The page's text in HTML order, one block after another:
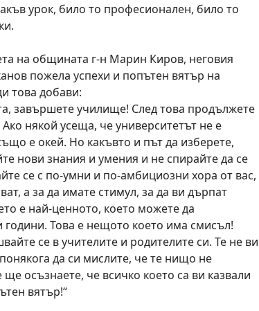
урок, било то професионален, било то
на общината г-н Марин Киров, неговия
пожела успехи и попътен вятър на
това добави:
завършете училище! След това продължете
някой усеща, че университетът не е
е окей. Но какъвто и път да изберете,
нови знания и умения и не спирайте да се
се с по-умни и по-амбициозни хора от вас,
а за да имате стимул, за да ви дърпат
е най-ценното, което можете да
години. Това е нещото което има смисъл!
се в учителите и родителите си. Те не ви
да си мислите, че те нищо не
осъзнаете, че всичко което са ви казвали
вятър!“